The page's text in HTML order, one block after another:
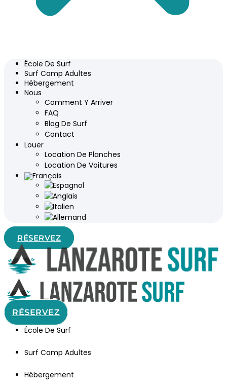
École De Surf
Surf Camp Adultes
Hébergement
Nous
Comment Y Arriver
FAQ
Blog De Surf
Contact
Louer
Location De Planches
Location De Voitures
RÉSERVEZ
RÉSERVEZ
École De Surf
Surf Camp Adultes
Hébergement